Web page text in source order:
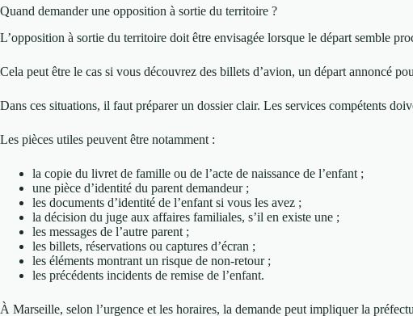
Quand demander une opposition à sortie du territoire ?
L’opposition à sortie du territoire doit être envisagée lorsque le départ semble
Cela peut être le cas si vous découvrez des billets d’avion, un départ annoncé
Dans ces situations, il faut préparer un dossier clair. Les services compétents
Les pièces utiles peuvent être notamment :
la copie du livret de famille ou de l’acte de naissance de l’enfant ;
une pièce d’identité du parent demandeur ;
les documents d’identité de l’enfant si vous les avez ;
la décision du juge aux affaires familiales, s’il en existe une ;
les messages de l’autre parent ;
les billets, réservations ou captures d’écran ;
les éléments montrant un risque de non-retour ;
les précédents incidents de remise de l’enfant.
À Marseille, selon l’urgence et les horaires, la demande peut impliquer la